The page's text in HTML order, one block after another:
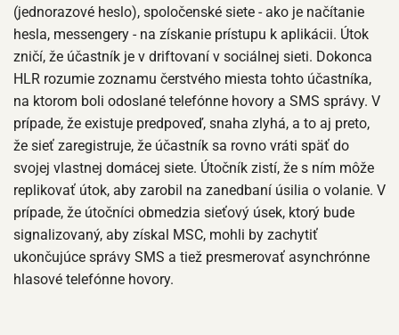
(jednorazové heslo), spoločenské siete - ako je načítanie
hesla, messengery - na získanie prístupu k aplikácii. Útok
zničí, že účastník je v driftovaní v sociálnej sieti. Dokonca
HLR rozumie zoznamu čerstvého miesta tohto účastníka,
na ktorom boli odoslané telefónne hovory a SMS správy. V
prípade, že existuje predpoveď, snaha zlyhá, a to aj preto,
že sieť zaregistruje, že účastník sa rovno vráti späť do
svojej vlastnej domácej siete. Útočník zistí, že s ním môže
replikovať útok, aby zarobil na zanedbaní úsilia o volanie. V
prípade, že útočníci obmedzia sieťový úsek, ktorý bude
signalizovaný, aby získal MSC, mohli by zachytiť
ukončujúce správy SMS a tiež presmerovať asynchrónne
hlasové telefónne hovory.